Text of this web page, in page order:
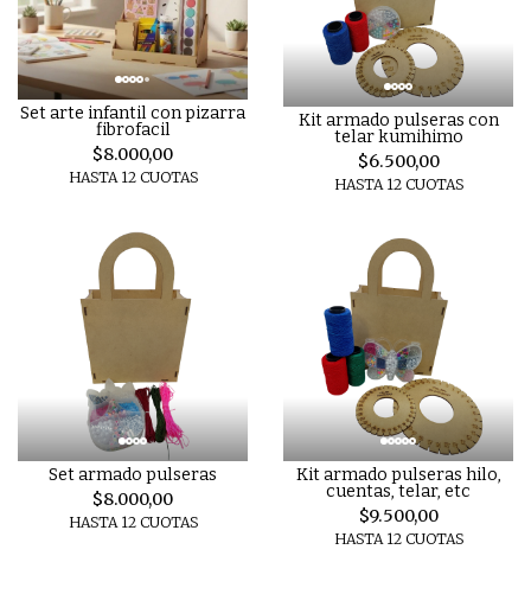
Set arte infantil con pizarra
fibrofacil
$8.000,00
HASTA 12 CUOTAS
Kit armado pulseras con
telar kumihimo
$6.500,00
HASTA 12 CUOTAS
Set armado pulseras
$8.000,00
HASTA 12 CUOTAS
Kit armado pulseras hilo,
cuentas, telar, etc
$9.500,00
HASTA 12 CUOTAS